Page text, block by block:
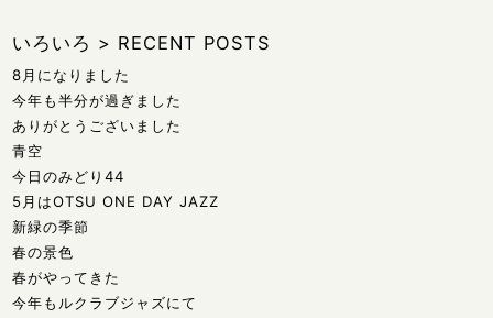
いろいろ > RECENT POSTS
8月になりました
今年も半分が過ぎました
ありがとうございました
青空
今日のみどり44
5月はOTSU ONE DAY JAZZ
新緑の季節
春の景色
春がやってきた
今年もルクラブジャズにて